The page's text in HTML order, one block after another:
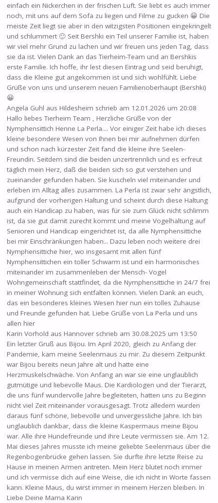
einfach ein Nickerchen in der frischen Luft. Sie liebt es auch immer
noch, mit uns auf dem Sofa zu liegen und Filme zu gucken 😀 Die
meiste Zeit liegt sie aber in den witzigsten Positionen eingekringelt
und schlummert 🙂 Seit Bershki ein Teil unserer Familie ist, haben
wir viel mehr Grund zu lachen und wir freuen uns jeden Tag, dass
sie da ist. Vielen Dank an das Tierheim-Team und an Bershkis
erste Familie. Ich hoffe, ihr lest diesen Eintrag und seid beruhigt,
dass die Kleine gut angekommen ist und sich wohlfühlt. Liebe
Grüße von uns und unserem neuen Familienoberhaupt (Bershki)
😀
Angela Guhl aus Hildesheim schrieb am 12.01.2026 um 20:08
Hallo liebes Tierheim Team , Herzliche Grüße von der
Nymphensittich Henne La Perla.... Vor einiger Zeit habe ich dieses
kleine besondere Wesen von Ihnen bei mir aufnehmen dürfen
und schon nach kürzester Zeit fand die kleine ihre Seelen-
Freundin. Seitdem sind die beiden unzertrennlich und es erfreut
täglich mein Herz, daß die beiden sich so gut verstehen und
zueinander gefunden haben. Sie kuscheln viel miteinander und
erleben im Alltag alles zusammen. La Perla ist zwar sehr ängstlich,
aufgrund der vorherigen Haltung und scheint durch diese Haltung
auch ein Handicap zu haben, was für sie zum Glück nicht schlimm
ist, da sie gut damit zurecht kommt und meine Vogelhaltung auf
Senioren und Handicap eingerichtet ist, da alle Nymphensittiche
bei mir Einschränkungen haben... Dazu leben noch weitere drei
Nymphensittiche hier, wo insgesamt mit allen fünf
Nymphensittichen ein toller Schwarm ist und ein harmonisches
miteinander im zusammenleben der Mensch- Vogel
Wohngemeinschaft stattfindet, da die Nymphensittiche in 24/7 frei
in meiner Wohnung sich entfalten können. Vielen Dank an euch,
das ein besonderes kleines Wesen hier nun ein tolles Zuhause
und Freunde gefunden hat. Liebe Grüße von La Perla und uns
allen hier
Karin Vorhold aus Hannover schrieb am 30.08.2025 um 13:50
Ein letzter Gruß aus Bijou. Im April 2020, gleich zu Anfang der
Pandemie, kam meine Seelenmaus zu mir. Zu diesem Zeitpunkt
war Bijou bereits neun Jahre alt und hatte eine
Herzmuskelschwäche. Von Anfang an war sie eine unglaublich
gutmütige und liebevolle Maus. Die Kardiologen und der Tierarzt,
die uns fünf wundervolle Jahre begleiteten, hatten uns zu Beginn
nicht viel Zeit miteinander vorausgesagt. Trotz alledem wurden
daraus fünf schöne, liebevolle und unvergessliche Jahre. Ich bin
unglaublich dankbar, dass die kleine Kaspermaus meine Bijou
war. Alle ihre Hundefreunde und ihre Leute vermissen sie. Am 12.
Mai dieses Jahres musste ich meine geliebte Seelenmaus über die
Regenbogenbrücke gehen lassen. Sie durfte ihre letzte Reise zu
Hause in meinen Armen antreten. Mein Herz blutet noch immer
und ich vermisse dich auf eine Weise, die ich nicht in Worte fassen
kann. Kleine Maus, du wirst immer in meinem Herzen bleiben. In
Liebe Deine Mama Karin